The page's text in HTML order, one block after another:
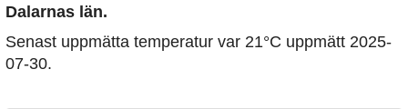
Dalarnas län.
Senast uppmätta temperatur var 21°C uppmätt 2025-
07-30.